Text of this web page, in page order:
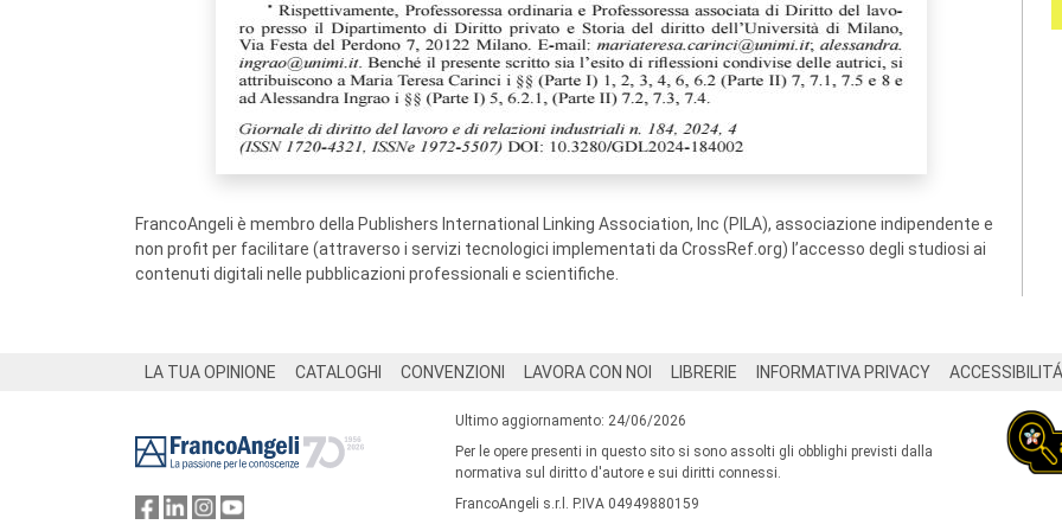
FrancoAngeli è membro della Publishers International Linking Association, Inc (PILA), associazione indipendente e
non profit per facilitare (attraverso i servizi tecnologici implementati da CrossRef.org) l’accesso degli studiosi ai
contenuti digitali nelle pubblicazioni professionali e scientifiche.
LA TUA OPINIONE CATALOGHI CONVENZIONI LAVORA CON NOI LIBRERIE INFORMATIVA PRIVACY ACCESSIBILITÁ
Ultimo aggiornamento: 24/06/2026
Per le opere presenti in questo sito si sono assolti gli obblighi previsti dalla
normativa sul diritto d'autore e sui diritti connessi.
FrancoAngeli s.r.l. P.IVA 04949880159